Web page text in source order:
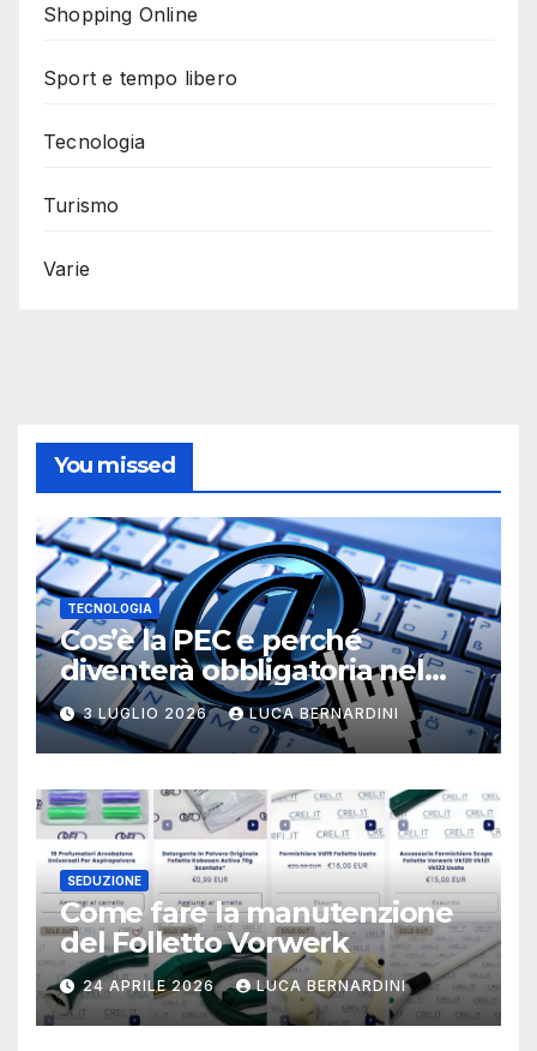
Shopping Online
Sport e tempo libero
Tecnologia
Turismo
Varie
You missed
TECNOLOGIA
Cos’è la PEC e perché
diventerà obbligatoria nel
2026?
3 LUGLIO 2026 LUCA BERNARDINI
SEDUZIONE
Come fare la manutenzione
del Folletto Vorwerk
24 APRILE 2026 LUCA BERNARDINI